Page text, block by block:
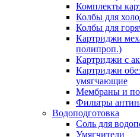
Комплекты
Колбы для
Колбы для
Картриджи
полипроп.)
Картриджи с
Картриджи
умягчающие
Мембраны и
Фильтры
Водоподготовка
Соль для
Умягчители